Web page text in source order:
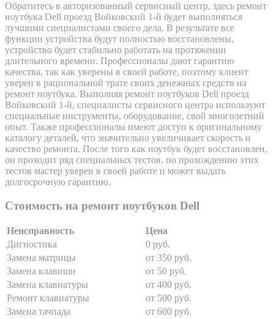
Обратитесь в авторизованный сервисный центр, здесь ремонт
ноутбука Dell проезд Войковский 1-й будет выполняться
лучшими специалистами своего дела. В результате все
функции устройства будут полностью восстановлены,
устройство будет стабильно работать на протяжении
длительного времени. Профессионалы дают гарантию
качества, так как уверены в своей работе, поэтому клиент
уверен в рациональной трате своих денежных средств на
ремонт ноутбука. Выполняя ремонт ноутбуков Dell проезд
Войковский 1-й, специалисты сервисного центра используют
специальные инструменты, оборудование, свой многолетний
опыт. Также профессионалы имеют доступ к оригинальному
каталогу деталей, что значительно увеличивает скорость и
качество ремонта. После того как ноутбук будет восстановлен,
он проходит ряд специальных тестов, по прохождению этих
тестов мастер уверен в своей работе и может выдать
долгосрочную гарантию.
Стоимость на ремонт ноутбуков Dell
Неисправность
Цена
Дигностика
0 руб.
Замена матрицы
от 350 руб.
Замена клавиши
от 50 руб.
Замена клавиатуры
от 400 руб.
Ремонт клавиатуры
от 500 руб.
Замена тачпада
от 600 руб.